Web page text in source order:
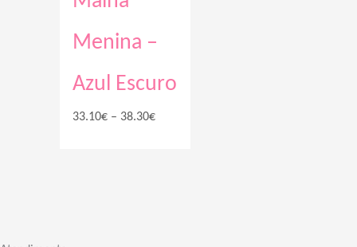
Menina –
Azul Escuro
33.10€ – 38.30€